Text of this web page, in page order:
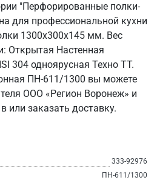
"Перфорированные полки-
для профессиональной кухни
1300х300х145 мм. Вес
Открытая Настенная
304 одноярусная Техно ТТ.
ПН-611/1300 вы можете
ООО «Регион Воронеж» и
или заказать доставку.
333-92976
ПН-611/1300